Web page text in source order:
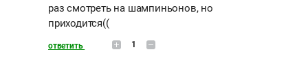
раз смотреть на шампиньонов, но
приходится((
ответить 1